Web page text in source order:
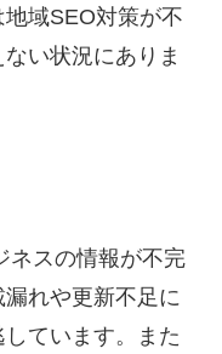
域SEO対策が不
い状況にありま
ネスの情報が不完
れや更新不足に
ています。また